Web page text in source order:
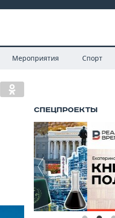
Мероприятия Спорт